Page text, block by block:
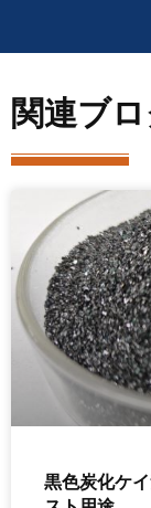
関連ブ
黒色炭化ケ